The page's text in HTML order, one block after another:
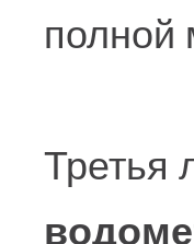
полной
Третья